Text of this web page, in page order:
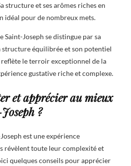
structure et ses arômes riches en
idéal pour de nombreux mets.
Saint-Joseph se distingue par sa
structure équilibrée et son potentiel
reflète le terroir exceptionnel de la
gustative riche et complexe.
et apprécier au mieux
?
est une expérience
révèlent toute leur complexité et
quelques conseils pour apprécier